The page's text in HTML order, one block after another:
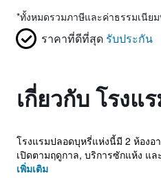
*ทั้งหมดรวมภาษีและค่าธรรมเนีย
ราคาที่ดีที่สุด รับประกัน
เกี่ยวกับ โรงแ
โรงแรมปลอดบุหรี่แห่งนี้มี 2 ห้องอ
เปิดตามฤดูกาล, บริการซักแห้ง แล
เพิ่มเติม